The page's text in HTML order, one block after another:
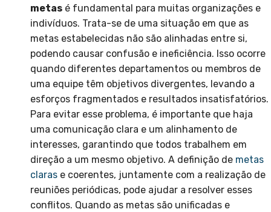
metas é fundamental para muitas organizações e
indivíduos. Trata-se de uma situação em que as
metas estabelecidas não são alinhadas entre si,
podendo causar confusão e ineficiência. Isso ocorre
quando diferentes departamentos ou membros de
uma equipe têm objetivos divergentes, levando a
esforços fragmentados e resultados insatisfatórios.
Para evitar esse problema, é importante que haja
uma comunicação clara e um alinhamento de
interesses, garantindo que todos trabalhem em
direção a um mesmo objetivo. A definição de metas
claras e coerentes, juntamente com a realização de
reuniões periódicas, pode ajudar a resolver esses
conflitos. Quando as metas são unificadas e